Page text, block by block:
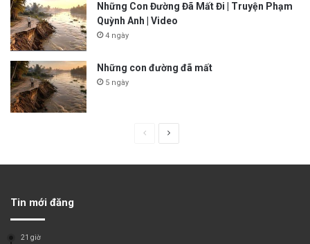
Những Con Đường Đã Mất Đi | Truyện Phạm
Quỳnh Anh | Video
4 ngày
Những con đường đã mất
5 ngày
Tin mới đăng
21 giờ